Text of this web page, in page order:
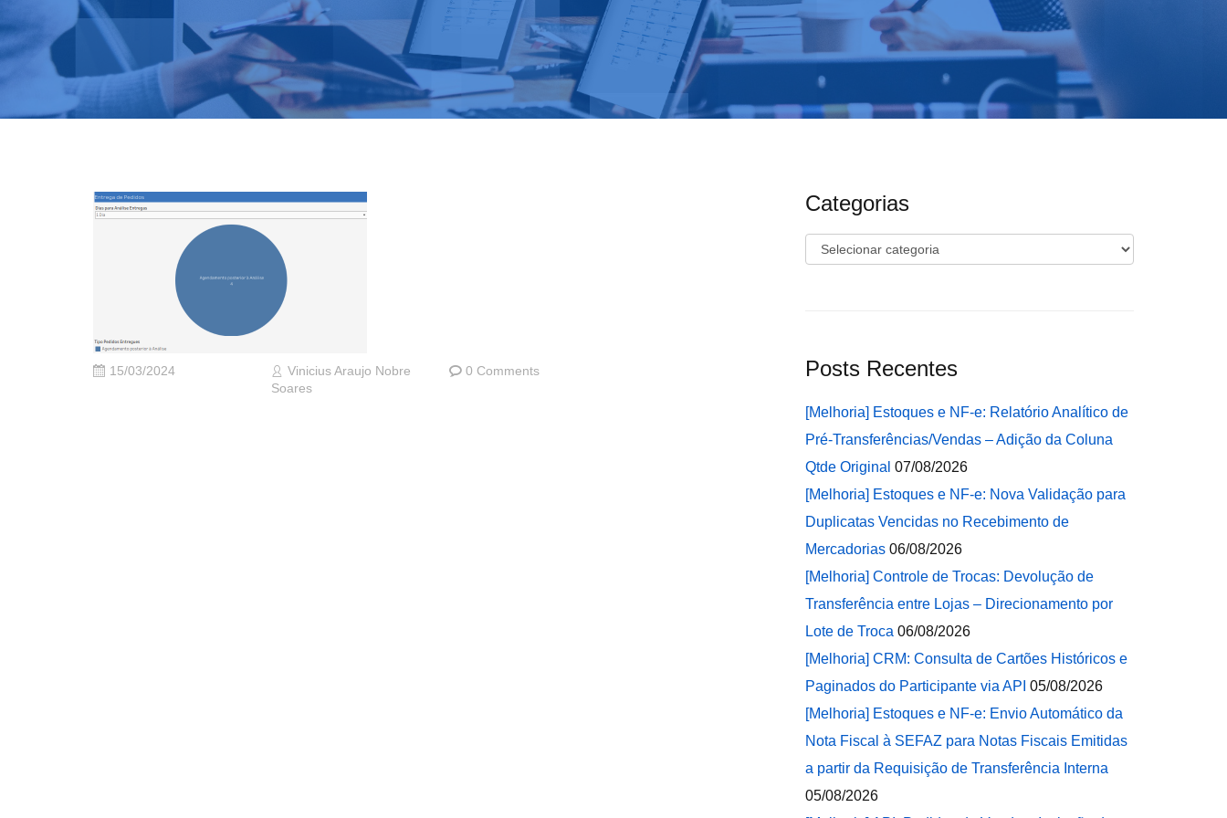
15/03/2024
Vinicius Araujo Nobre
Soares
0 Comments
Categorias
Categorias
Posts Recentes
[Melhoria] Estoques e NF-e: Relatório Analítico de
Pré-Transferências/Vendas – Adição da Coluna
Qtde Original 07/08/2026
[Melhoria] Estoques e NF-e: Nova Validação para
Duplicatas Vencidas no Recebimento de
Mercadorias 06/08/2026
[Melhoria] Controle de Trocas: Devolução de
Transferência entre Lojas – Direcionamento por
Lote de Troca 06/08/2026
[Melhoria] CRM: Consulta de Cartões Históricos e
Paginados do Participante via API 05/08/2026
[Melhoria] Estoques e NF-e: Envio Automático da
Nota Fiscal à SEFAZ para Notas Fiscais Emitidas
a partir da Requisição de Transferência Interna
05/08/2026